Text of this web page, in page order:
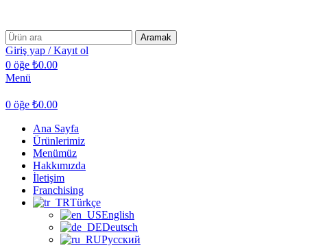
Aramak
Giriş yap / Kayıt ol
0 öğe ₺0.00
Menü
0 öğe ₺0.00
Ana Sayfa
Ürünlerimiz
Menümüz
Hakkımızda
İletişim
Franchising
Türkçe
English
Deutsch
Русский